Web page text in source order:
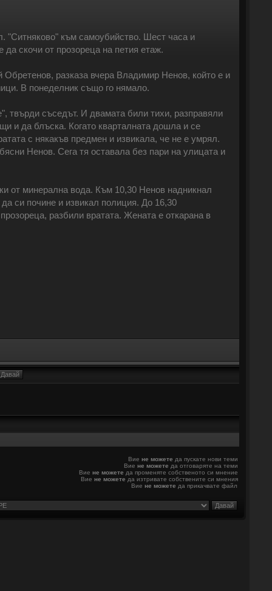
"Ситняково" към самоубийство. Шест часа и
скочи от прозореца на петия етаж.
разказа вчера Владимир Ненов, който е и
В понеделник също го нямало.
съседът. И двамата били тихи, разправяли
и да блъска. Когато кварталната дошла и се
с някакъв предмен и извикала, че не е умрял.
Ненов. Сега тя оставала без пари на улицата и
от минерална вода. Към 10,30 Ненов надникнал
си почине и извикал полиция. До 16,30
разбили вратата. Жената е откарана в
Вие не можете да пускате нови теми
Вие не можете да отговаряте на теми
Вие не можете да променяте собственото си мнение
Вие не можете да изтривате собствените си мнения
Вие не можете да прикачвате файл